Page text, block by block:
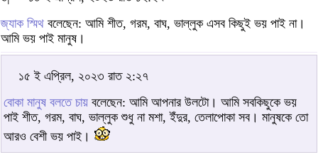
জ্যাক স্মিথ বলেছেন: আমি শীত, গরম, বাঘ, ভাল্লুক এসব কিছুই ভয় পাই না।
আমি ভয় পাই মানুষ।
১৫ ই এপ্রিল, ২০২৩ রাত ২:২৭
বোকা মানুষ বলতে চায় বলেছেন: আমি আপনার উলটো। আমি সবকিছুকে ভয়
পাই শীত, গরম, বাঘ, ভাল্লুক শুধু না মশা, ইঁদুর, তেলাপোকা সব। মানুষকে তো
আরও বেশী ভয় পাই।